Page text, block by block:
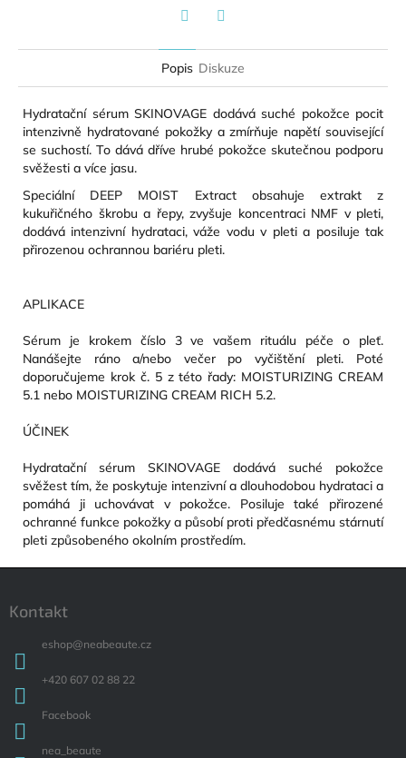
Popis Diskuze
Hydratační sérum SKINOVAGE dodává suché pokožce pocit
intenzivně hydratované pokožky a zmírňuje napětí související
se suchostí. To dává dříve hrubé pokožce skutečnou podporu
svěžesti a více jasu.
Speciální DEEP MOIST Extract obsahuje extrakt z
kukuřičného škrobu a řepy, zvyšuje koncentraci NMF v pleti,
dodává intenzivní hydrataci, váže vodu v pleti a posiluje tak
přirozenou ochrannou bariéru pleti.
APLIKACE
Sérum je krokem číslo 3 ve vašem rituálu péče o pleť.
Nanášejte ráno a/nebo večer po vyčištění pleti. Poté
doporučujeme krok č. 5 z této řady: MOISTURIZING CREAM
5.1 nebo MOISTURIZING CREAM RICH 5.2.
ÚČINEK
Hydratační sérum SKINOVAGE dodává suché pokožce
svěžest tím, že poskytuje intenzivní a dlouhodobou hydrataci a
pomáhá ji uchovávat v pokožce. Posiluje také přirozené
ochranné funkce pokožky a působí proti předčasnému stárnutí
pleti způsobeného okolním prostředím.
Kontakt
eshop@neabeaute.cz
+420 607 02 88 22
Facebook
nea_beaute